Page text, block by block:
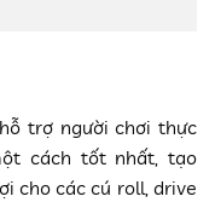
trợ người chơi thực
cách tốt nhất, tạo
cho các cú roll, drive